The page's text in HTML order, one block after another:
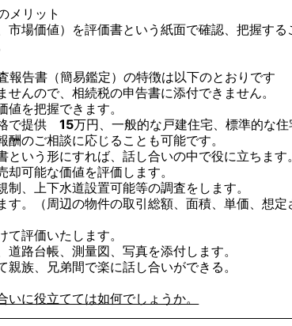
メリット
市場価値）を評価書という紙面で確認、把握する
報告書（簡易鑑定）の特徴は以下のとおりです
せんので、相続税の申告書に添付できません。
値を把握できます。
で提供　15万円、一般的な戸建住宅、標準的な住
のご相談に応じることも可能です。
という形にすれば、話し合いの中で役に立ちます。
却可能な価値を評価します。
制、上下水道設置可能等の調査をします。
す。（周辺の物件の取引総額、面積、単価、想定
て評価いたします。
道路台帳、測量図、写真を添付します。
親族、兄弟間で楽に話し合いができる。
に役立てては如何でしょうか。